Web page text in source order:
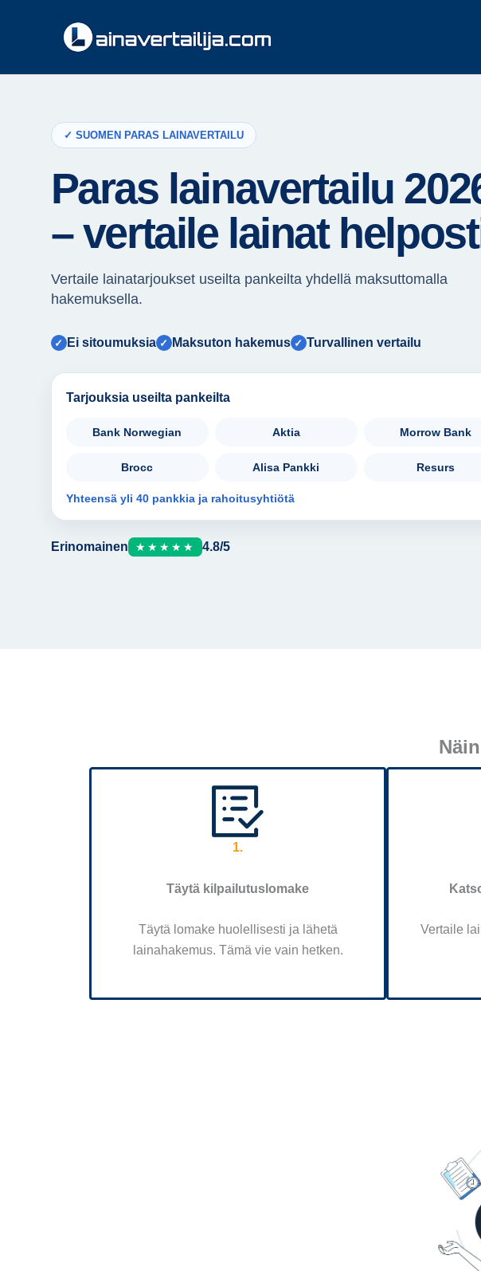
✓ SUOMEN PARAS LAINAVERTAILU
Paras lainavertailu
– vertaile lainat
Vertaile lainatarjoukset useilta pankeilta yhdellä maksuttomalla
hakemuksella.
Ei sitoumuksia Maksuton hakemus Turvallinen vertailu
Tarjouksia useilta pankeilta
Bank Norwegian Aktia Morrow Bank
Brocc Alisa Pankki Resurs
Yhteensä yli 40 pankkia ja rahoitusyhtiötä
Erinomainen ★★★★★ 4.8/5
Vertaile
1.
Täytä kilpailutuslomake
Täytä lomake huolellisesti ja lähetä
lainahakemus. Tämä vie vain hetken.